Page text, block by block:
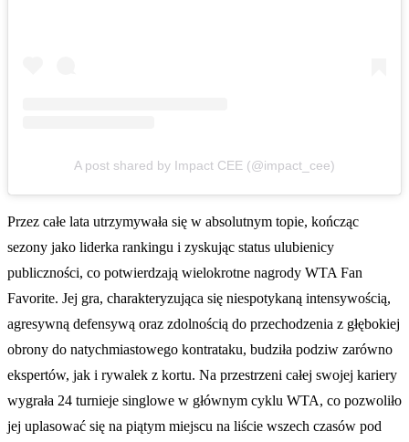
A post shared by Impact CEE (@impact_cee)
Przez całe lata utrzymywała się w absolutnym topie, kończąc
sezony jako liderka rankingu i zyskując status ulubienicy
publiczności, co potwierdzają wielokrotne nagrody WTA Fan
Favorite. Jej gra, charakteryzująca się niespotykaną intensywością,
agresywną defensywą oraz zdolnością do przechodzenia z głębokiej
obrony do natychmiastowego kontrataku, budziła podziw zarówno
ekspertów, jak i rywalek z kortu. Na przestrzeni całej swojej kariery
wygrała 24 turnieje singlowe w głównym cyklu WTA, co pozwoliło
jej uplasować się na piątym miejscu na liście wszech czasów pod